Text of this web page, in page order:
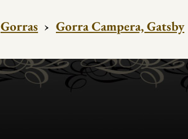
Gorras › Gorra Campera, Gatsby